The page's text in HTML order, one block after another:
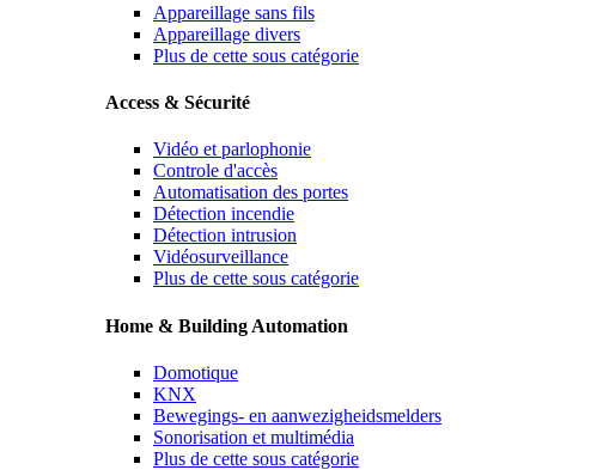
Appareillage sans fils
Appareillage divers
Plus de cette sous catégorie
Access & Sécurité
Vidéo et parlophonie
Controle d'accès
Automatisation des portes
Détection incendie
Détection intrusion
Vidéosurveillance
Plus de cette sous catégorie
Home & Building Automation
Domotique
KNX
Bewegings- en aanwezigheidsmelders
Sonorisation et multimédia
Plus de cette sous catégorie